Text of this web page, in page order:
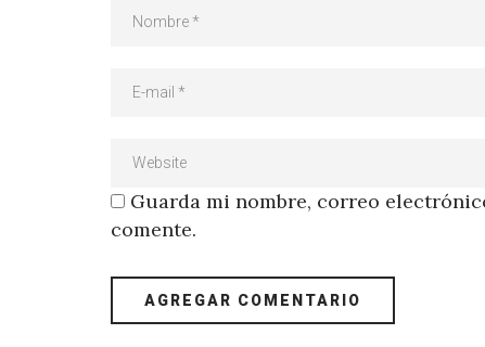
Guarda mi nombre, correo
comente.